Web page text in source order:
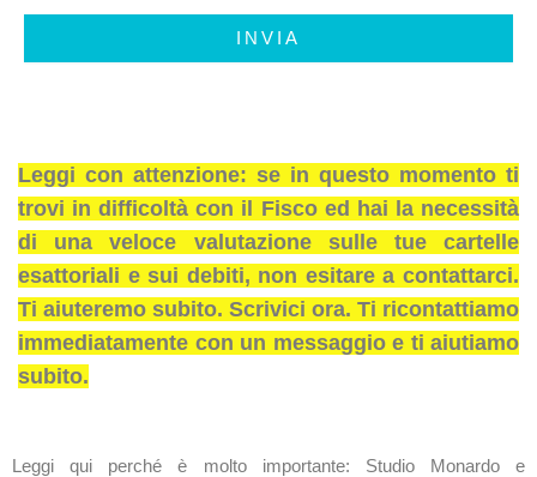
INVIA
Leggi con attenzione: se in questo momento ti
trovi in difficoltà con il Fisco ed hai la necessità
di una veloce valutazione sulle tue cartelle
esattoriali e sui debiti, non esitare a contattarci.
Ti aiuteremo subito. Scrivici ora. Ti ricontattiamo
immediatamente con un messaggio e ti aiutiamo
subito.
Leggi qui perché è molto importante: Studio Monardo e